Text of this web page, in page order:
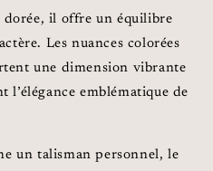
il offre un équilibre
Les nuances colorées
une dimension vibrante
l’élégance emblématique de
un talisman personnel, le